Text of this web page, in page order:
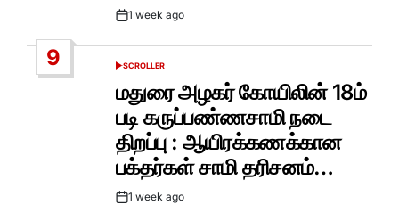
Post1 week ago
9
POSTED
SCROLLER
மதுரை அழகர் கோயிலின் 18ம்
படி கருப்பண்ணசாமி நடை
திறப்பு : ஆயிரக்கணக்கான
பக்தர்கள் சாமி தரிசனம்…
Post1 week ago